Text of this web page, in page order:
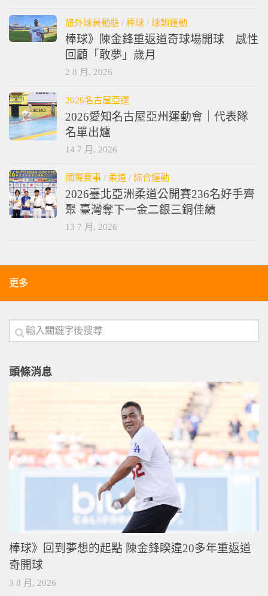
旅外球員動態 / 棒球 / 球類運動
棒球》陳金鋒重返道奇球場開球 感性
回顧「敢夢」歲月
2 8 月, 2026
2026名古屋亞運
2026愛知名古屋亞州運動會｜代表隊
名單出爐
14 7 月, 2026
國際賽事 / 柔道 / 綜合運動
2026臺北亞洲柔道公開賽236名好手齊
聚 臺灣奪下一金二銀三銅佳績
13 7 月, 2026
更多
頭條消息
棒球》回到夢想的起點 陳金鋒睽違20多年重返道
奇開球
3 8 月, 2026